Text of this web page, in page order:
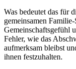
Was bedeutet das für
gemeinsamen
Gemeinschaftsgefühl
Fehler, wie das
aufmerksam bleibst
ihnen festzuhalten.